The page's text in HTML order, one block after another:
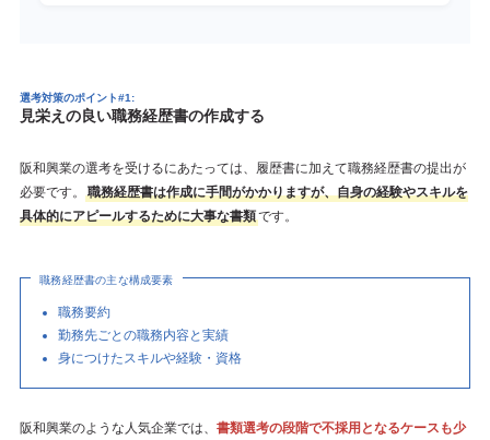
選考対策のポイント#1:
見栄えの良い職務経歴書の作成する
阪和興業の選考を受けるにあたっては、履歴書に加えて職務経歴書の提出が
必要です。
職務経歴書は作成に手間がかかりますが、自身の経験やスキルを
具体的にアピールするために大事な書類です。
職務経歴書の主な構成要素
職務要約
勤務先ごとの職務内容と実績
身につけたスキルや経験・資格
阪和興業のような人気企業では、 書類選考の段階で不採用となるケースも少